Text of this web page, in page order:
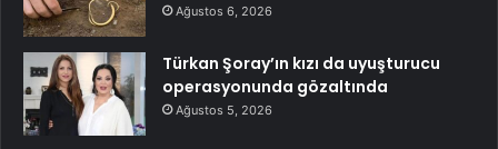
Ağustos 6, 2026
Türkan Şoray’ın kızı da uyuşturucu
operasyonunda gözaltında
Ağustos 5, 2026